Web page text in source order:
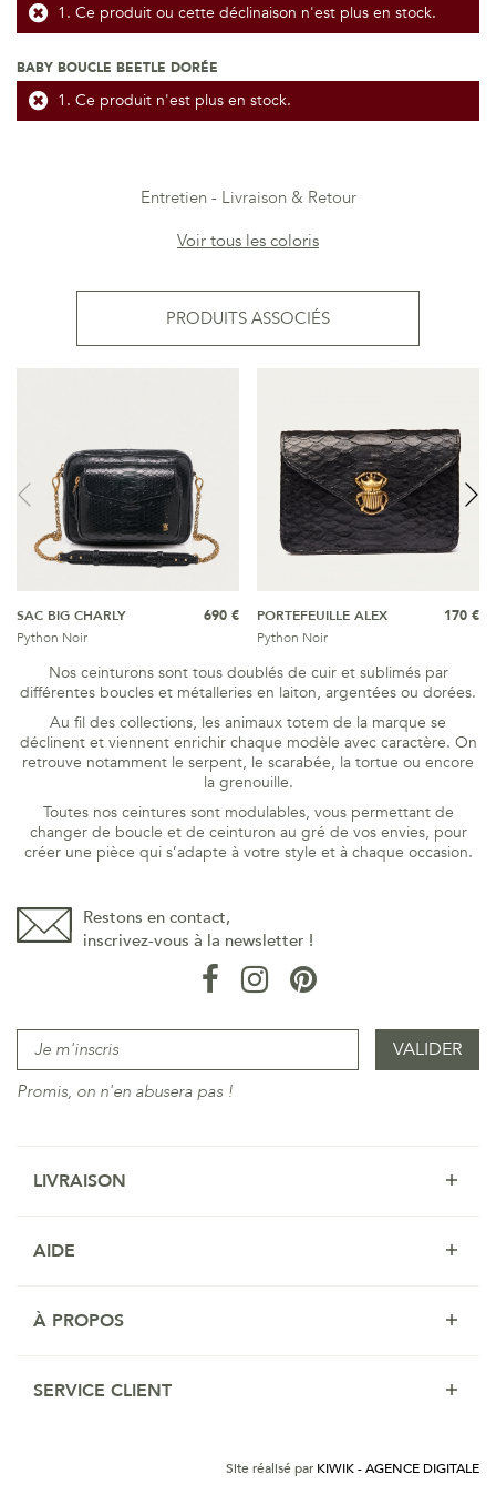
Ce produit ou cette déclinaison n'est plus en stock.
BABY BOUCLE BEETLE DORÉE
Ce produit n'est plus en stock.
Entretien
Livraison & Retour
Voir tous les coloris
PRODUITS ASSOCIÉS
SAC BIG CHARLY
Python Noir
690 €
PORTEFEUILLE ALEX
Python Noir
170 €
Nos ceinturons sont tous doublés de cuir et sublimés par
différentes boucles et métalleries en laiton, argentées ou dorées.
Au fil des collections, les animaux totem de la marque se
déclinent et viennent enrichir chaque modèle avec caractère. On
retrouve notamment le serpent, le scarabée, la tortue ou encore
la grenouille.
Toutes nos ceintures sont modulables, vous permettant de
changer de boucle et de ceinturon au gré de vos envies, pour
créer une pièce qui s’adapte à votre style et à chaque occasion.
Restons en contact,
inscrivez-vous à la newsletter !
Promis, on n'en abusera pas !
LIVRAISON
AIDE
À PROPOS
SERVICE CLIENT
Site réalisé par KIWIK - AGENCE DIGITALE